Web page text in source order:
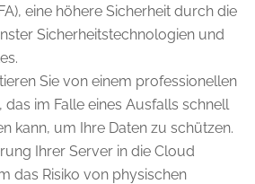
eine höhere Sicherheit durch die
Sicherheitstechnologien und
Sie von einem professionellen
im Falle eines Ausfalls schnell
kann, um Ihre Daten zu schützen.
Ihrer Server in die Cloud
das Risiko von physischen